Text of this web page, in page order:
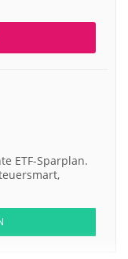
ETF-Sparplan.